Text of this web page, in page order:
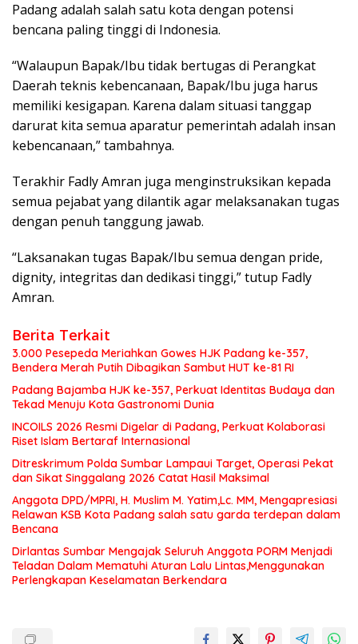
Padang adalah salah satu kota dengan potensi
bencana paling tinggi di Indonesia.
“Walaupun Bapak/Ibu tidak bertugas di Perangkat
Daerah teknis kebencanaan, Bapak/Ibu juga harus
memiliki kesigapan. Karena dalam situasi tanggap
darurat kita semua aparatur pemerintah adalah insan
kebencanaan,” tambahnya.
Terakhir Fadly Amran juga menginstruksikan kepada
semua pejabat yang dilantik agar melaksanakan tugas
dengan penuh tanggung jawab.
“Laksanakan tugas Bapak/Ibu semua dengan pride,
dignity, integritas dan dedikasi tinggi,” tutup Fadly
Amran.
Berita Terkait
3.000 Pesepeda Meriahkan Gowes HJK Padang ke-357,
Bendera Merah Putih Dibagikan Sambut HUT ke-81 RI
Padang Bajamba HJK ke-357, Perkuat Identitas Budaya dan
Tekad Menuju Kota Gastronomi Dunia
INCOILS 2026 Resmi Digelar di Padang, Perkuat Kolaborasi
Riset Islam Bertaraf Internasional
Ditreskrimum Polda Sumbar Lampaui Target, Operasi Pekat
dan Sikat Singgalang 2026 Catat Hasil Maksimal
Anggota DPD/MPRI, H. Muslim M. Yatim,Lc. MM, Mengapresiasi
Relawan KSB Kota Padang salah satu garda terdepan dalam
Bencana
Dirlantas Sumbar Mengajak Seluruh Anggota PORM Menjadi
Teladan Dalam Mematuhi Aturan Lalu Lintas,Menggunakan
Perlengkapan Keselamatan Berkendara